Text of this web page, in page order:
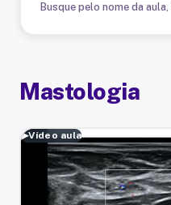
Busque pelo nome da
Mastologia
▶Vídeo aula